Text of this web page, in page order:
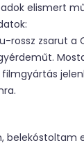
elismert
rossz zsarut a